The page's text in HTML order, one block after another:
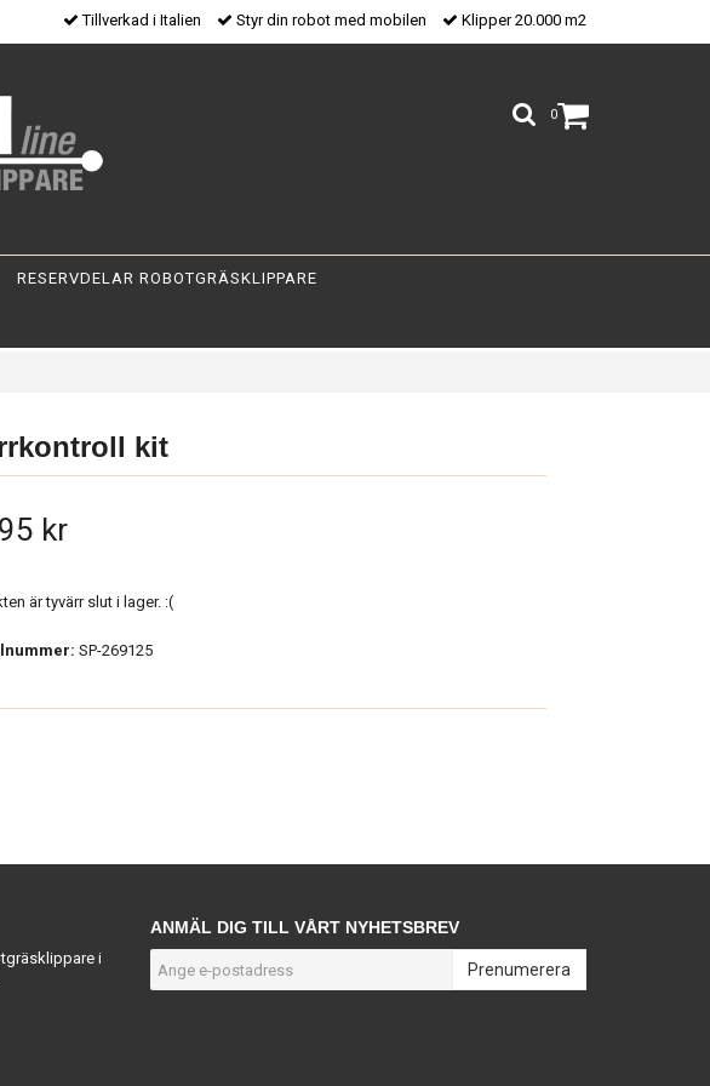
Tillverkad i Italien Styr din robot med mobilen Klipper 20.000 m2
0
RESERVDELAR ROBOTGRÄSKLIPPARE
kit
kr
är tyvärr slut i lager. :(
SP-269125
i
ANMÄL DIG TILL VÅRT NYHETSBREV
Prenumerera